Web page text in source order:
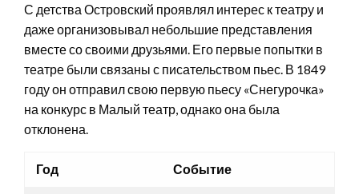
С детства Островский проявлял интерес к театру и
даже организовывал небольшие представления
вместе со своими друзьями. Его первые попытки в
театре были связаны с писательством пьес. В 1849
году он отправил свою первую пьесу «Снегурочка»
на конкурс в Малый театр, однако она была
отклонена.
Год Событие